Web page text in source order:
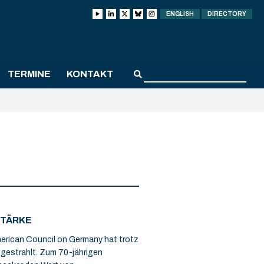
ENGLISH DIRECTORY
TERMINE KONTAKT
Council on Germany hat trotz
Zum 70-jährigen